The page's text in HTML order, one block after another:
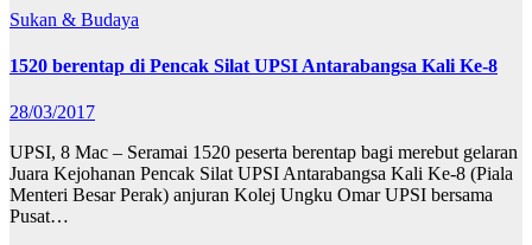
Sukan & Budaya
1520 berentap di Pencak Silat UPSI Antarabangsa Kali Ke-8
28/03/2017
UPSI, 8 Mac – Seramai 1520 peserta berentap bagi merebut gelaran
Juara Kejohanan Pencak Silat UPSI Antarabangsa Kali Ke-8 (Piala
Menteri Besar Perak) anjuran Kolej Ungku Omar UPSI bersama
Pusat…